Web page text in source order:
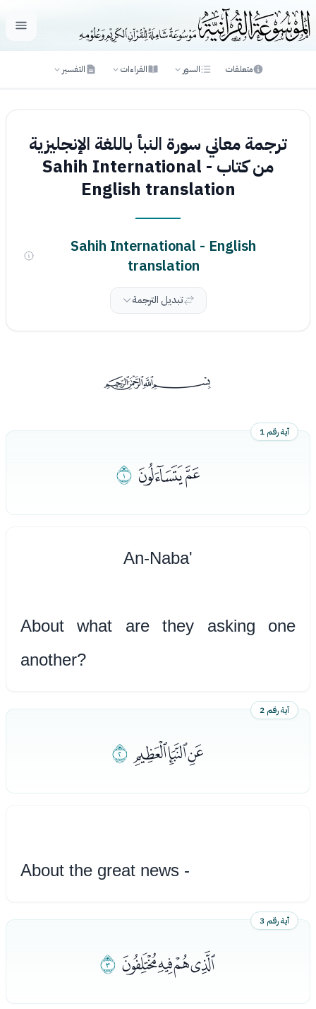
فتح
متعلقات السور القراءات التفسير
ترجمة معاني سورة النبأ باللغة الإنجليزية
من كتاب Sahih International -
English translation
Sahih International - English
translation
تبديل الترجمة
ﰡ
آية رقم 1
ﭑﭒﭓ
An-Naba'
About what are they asking one
another?
آية رقم 2
ﭔﭕﭖﭗ
About the great news -
آية رقم 3
ﭘﭙﭚﭛﭜ